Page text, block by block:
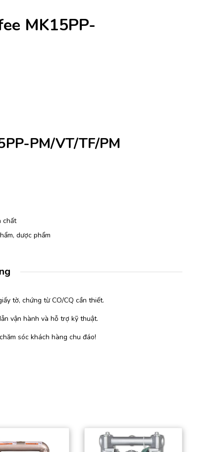
MK15PP-
PM/VT/TF/PM
chất
dược phẩm
tờ, chứng từ CO/CQ cần thiết.
vận hành và hỗ trợ kỹ thuật.
sóc khách hàng chu đáo!